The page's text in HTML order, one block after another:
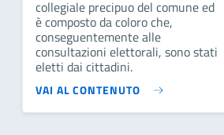
collegiale precipuo del comune ed
è composto da coloro che,
conseguentemente alle
consultazioni elettorali, sono stati
eletti dai cittadini.
VAI AL CONTENUTO